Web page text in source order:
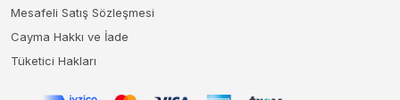
Mesafeli Satış Sözleşmesi
Cayma Hakkı ve İade
Tüketici Hakları